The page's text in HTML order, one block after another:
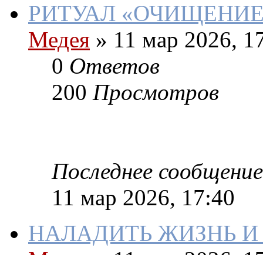
РИТУАЛ
Медея » 11 мар 2026,
0 Ответов
200 Просмотров
Последнее сообщение
11 мар 2026, 17:40
НАЛАДИТЬ ЖИЗНЬ